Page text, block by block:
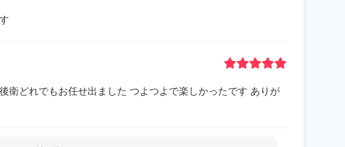
どれでもお任せ出ました つよつよで楽しかったです ありが